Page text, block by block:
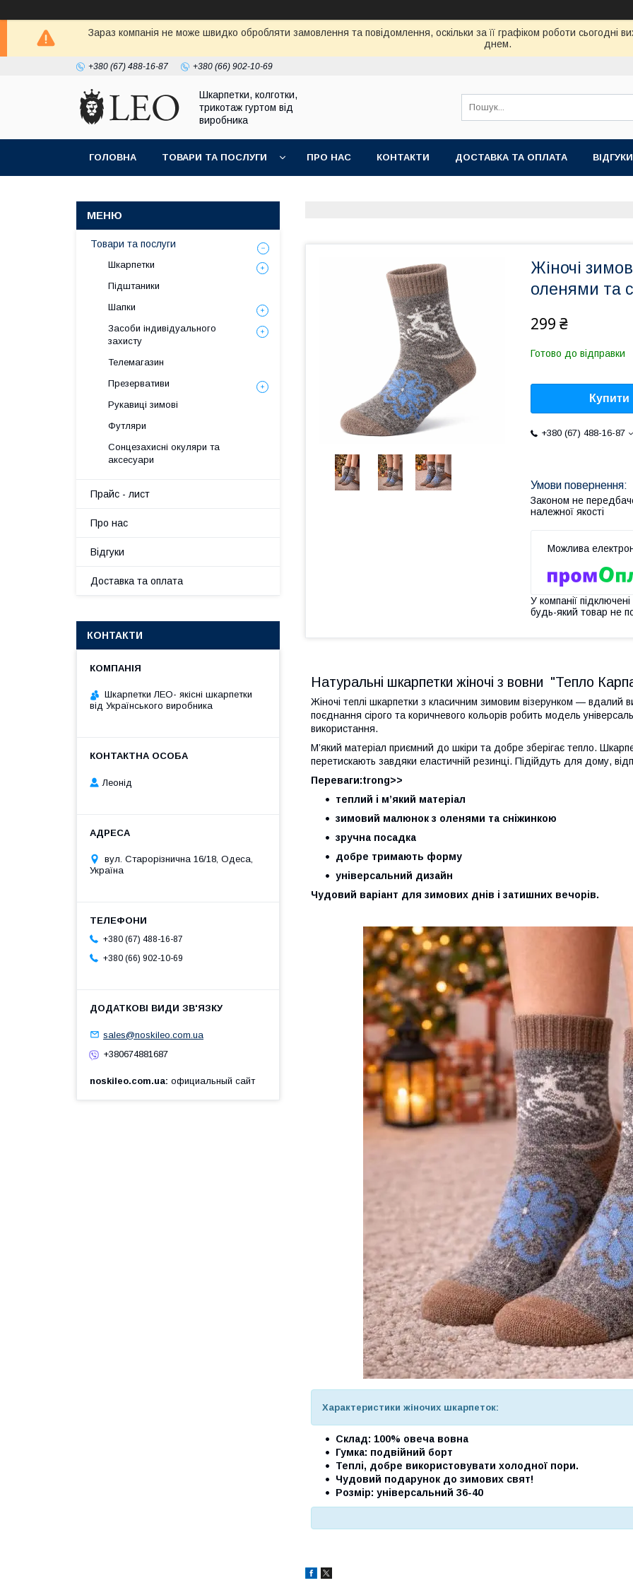
Зараз компанія не може швидко обробляти замовлення та повідомлення, оскільки за її графіком роботи
днем.
+380 (67) 488-16-87 +380 (66) 902-10-69
Шкарпетки, колготки,
трикотаж гуртом від
виробника
ГОЛОВНА ТОВАРИ ТА ПОСЛУГИ ПРО НАС КОНТАКТИ ДОСТАВКА ТА ОПЛАТА ВIДГУКИ
Жіночі
оленями та
299 ₴
Готово до відправки
Купити
+380 (67) 488-16-87
Законом не
належної якості
У компанії
будь-який товар не
Натуральні шкарпетки жіночі з вовни "Тепло
Жіночі теплі шкарпетки з класичним зимовим візерунком — вдалий
поєднання сірого та коричневого кольорів робить модель
використання.
М’який матеріал приємний до шкіри та добре зберігає тепло.
перетискають завдяки еластичній резинці. Підійдуть для дому,
Переваги:trong>>
теплий і м’який матеріал
зимовий малюнок з оленями та сніжинкою
зручна посадка
добре тримають форму
універсальний дизайн
Чудовий варіант для зимових днів і затишних вечорів.
Характеристики жіночих шкарпеток:
Склад: 100% овеча вовна
Гумка: подвійний борт
Теплі, добре використовувати холодної пори.
Чудовий подарунок до зимових свят!
Розмір: універсальний 36-40
Товари та послуги
Шкарпетки
Підштаники
Шапки
Засоби індивідуального
захисту
Телемагазин
Презервативи
Рукавиці зимові
Футляри
Сонцезахисні окуляри та
аксесуари
Прайс - лист
Про нас
Вiдгуки
Доставка та оплата
КОНТАКТИ
Шкарпетки ЛЕО- якісні шкарпетки
від Українського виробника
Леонід
вул. Старорізнична 16/18, Одеса,
Україна
+380 (67) 488-16-87
+380 (66) 902-10-69
sales@noskileo.com.ua
+380674881687
noskileo.com.ua официальный сайт